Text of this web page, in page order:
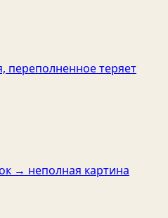
переполненное теряет
→ неполная картина